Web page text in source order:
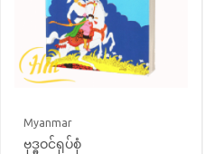
Myanmar
ဗုဒ္ဓဝင်ရုပ်စုံ